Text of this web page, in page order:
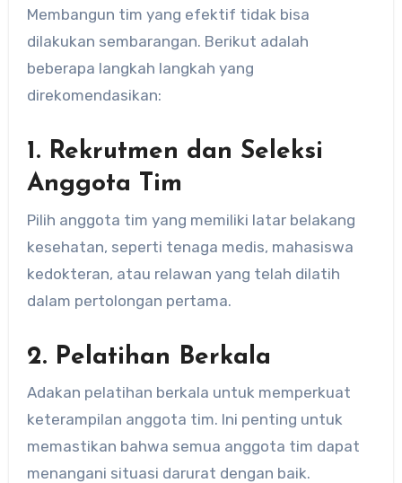
Membangun tim yang efektif tidak bisa
dilakukan sembarangan. Berikut adalah
beberapa langkah langkah yang
direkomendasikan:
1. Rekrutmen dan Seleksi
Anggota Tim
Pilih anggota tim yang memiliki latar belakang
kesehatan, seperti tenaga medis, mahasiswa
kedokteran, atau relawan yang telah dilatih
dalam pertolongan pertama.
2. Pelatihan Berkala
Adakan pelatihan berkala untuk memperkuat
keterampilan anggota tim. Ini penting untuk
memastikan bahwa semua anggota tim dapat
menangani situasi darurat dengan baik.